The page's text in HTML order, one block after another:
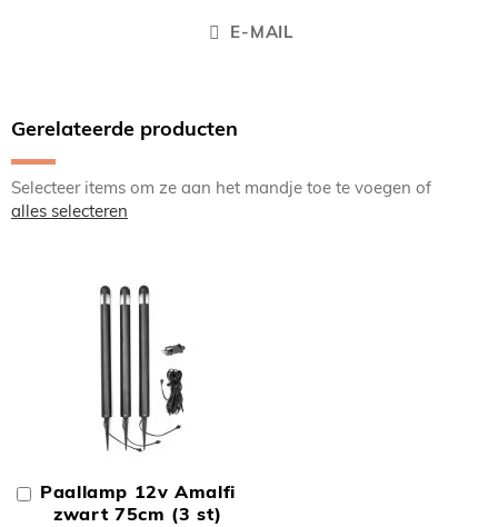
E-MAIL
Gerelateerde producten
Selecteer items om ze aan het mandje toe te voegen of
alles selecteren
Paallamp 12v Amalfi
zwart 75cm (3 st)
In
Winkelwagen